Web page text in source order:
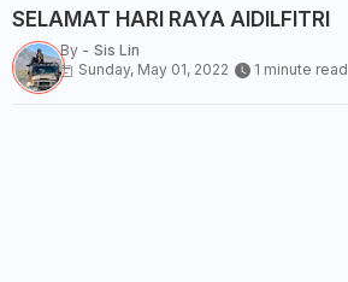
SELAMAT HARI RAYA AIDILFITRI
By - Sis Lin
Sunday, May 01, 2022
1 minute read